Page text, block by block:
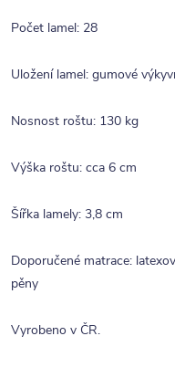
Počet lamel: 28
Uložení lamel: gumové
Nosnost roštu: 130 kg
Výška roštu: cca 6 cm
Šířka lamely: 3,8 cm
Doporučené matrace:
pěny
Vyrobeno v ČR.